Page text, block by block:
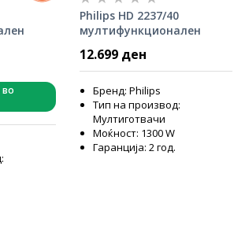
Philips HD 2237/40
мултифункционален
12.699 ден
Бренд: Philips
Тип на производ:
Мултиготвачи
Моќност: 1300 W
Гаранција: 2 год.